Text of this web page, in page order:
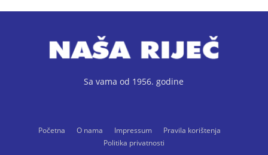
Sa vama od 1956. godine
Početna O nama Impressum
Pravila korištenja
Politika privatnosti